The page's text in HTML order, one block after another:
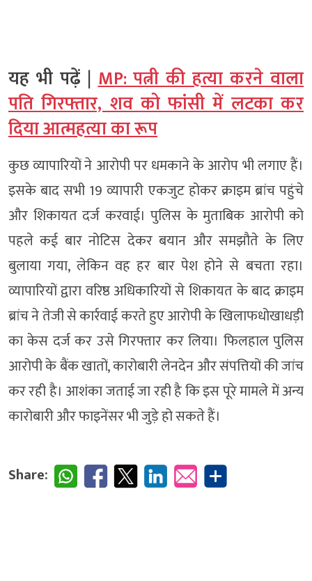
यह भी पढ़ें |MP: पत्नी की हत्या करने वाला
पति गिरफ्तार, शव को फांसी में लटका कर
दिया आत्महत्या का रूप
कुछ व्यापारियों ने आरोपी पर धमकाने के आरोप भी लगाए हैं।
इसके बाद सभी 19 व्यापारी एकजुट होकर क्राइम ब्रांच पहुंचे
और शिकायत दर्ज करवाई। पुलिस के मुताबिक आरोपी को
पहले कई बार नोटिस देकर बयान और समझौते के लिए
बुलाया गया, लेकिन वह हर बार पेश होने से बचता रहा।
व्यापारियों द्वारा वरिष्ठ अधिकारियों से शिकायत के बाद क्राइम
ब्रांच ने तेजी से कार्रवाई करते हुए आरोपी के खिलाफधोखाधड़ी
का केस दर्ज कर उसे गिरफ्तार कर लिया। फिलहाल पुलिस
आरोपी के बैंक खातों, कारोबारी लेनदेन और संपत्तियों की जांच
कर रही है। आशंका जताई जा रही है कि इस पूरे मामले में अन्य
कारोबारी और फाइनेंसर भी जुड़े हो सकते हैं।
Share: